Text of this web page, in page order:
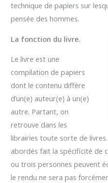
technique de papiers sur
pensée des hommes.
La fonction du livre.
Le livre est une
compilation de papiers
dont le contenu diffère
d’un(e) auteur(e) à un(e)
autre. Partant, on
retrouve dans les
librairies toute sorte de
abordés fait la spécificité de
ou trois personnes peuvent
le rendu ne sera pas